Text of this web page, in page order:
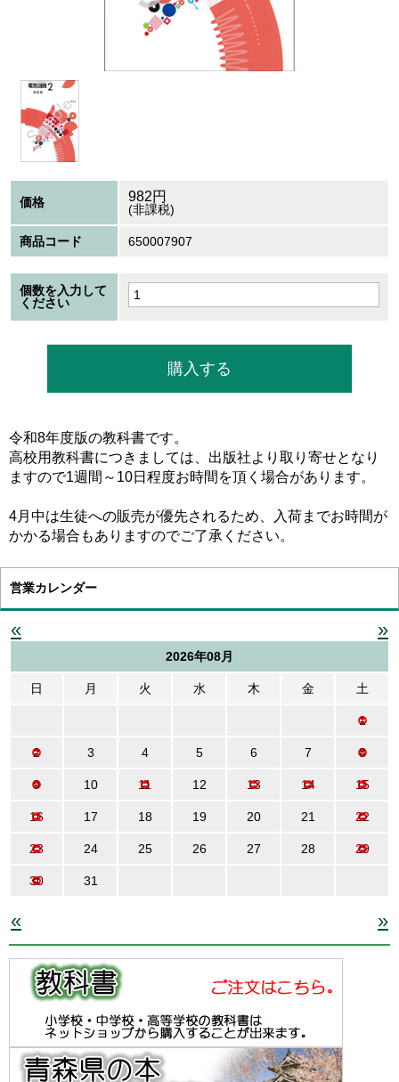
価格 982円
(非課税)
商品コード 650007907
個数を入力して
ください
令和8年度版の教科書です。
高校用教科書につきましては、出版社より取り寄せとなり
ますので1週間～10日程度お時間を頂く場合があります。
4月中は生徒への販売が優先されるため、入荷までお時間が
かかる場合もありますのでご了承ください。
営業カレンダー
« »
2026年08月
日 月 火 水 木 金 土
1
2 3 4 5 6 7 8
9 10 11 12 13 14 15
16 17 18 19 20 21 22
23 24 25 26 27 28 29
30 31
« »